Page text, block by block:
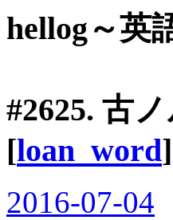
hellog～英
#2625. 古
[loan_word
2016-07-04